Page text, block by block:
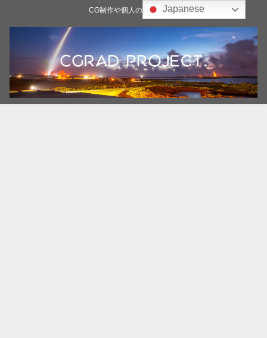
CG制作や個人の雑記ブログJapanese